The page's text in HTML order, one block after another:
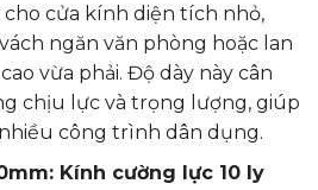
cho cửa kính diện tích nhỏ,
ngăn văn phòng hoặc lan
vừa phải. Độ dày này cân
chịu lực và trọng lượng, giúp
công trình dân dụng.
Kính cường lực 10 ly